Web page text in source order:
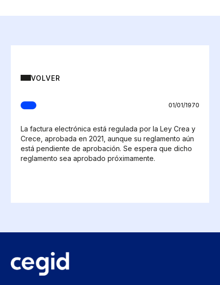
VOLVER
01/01/1970
La factura electrónica está regulada por la Ley Crea y
Crece, aprobada en 2021, aunque su reglamento aún
está pendiente de aprobación. Se espera que dicho
reglamento sea aprobado próximamente.